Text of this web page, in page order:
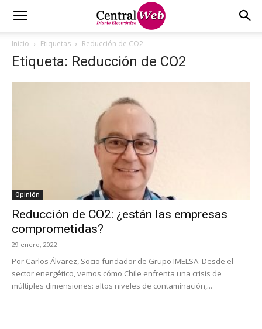
Inicio Etiquetas Reducción de CO2
Etiqueta: Reducción de CO2
Opinión
Reducción de CO2: ¿están las empresas
comprometidas?
29 enero, 2022
Por Carlos Álvarez, Socio fundador de Grupo IMELSA. Desde el
sector energético, vemos cómo Chile enfrenta una crisis de
múltiples dimensiones: altos niveles de contaminación,...